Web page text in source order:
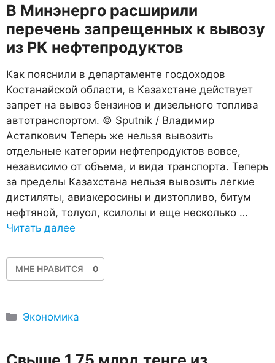
В Минэнерго расширили
перечень запрещенных к вывозу
из РК нефтепродуктов
Как пояснили в департаменте госдоходов
Костанайской области, в Казахстане действует
запрет на вывоз бензинов и дизельного топлива
автотранспортом. © Sputnik / Владимир
Астапкович Теперь же нельзя вывозить
отдельные категории нефтепродуктов вовсе,
независимо от объема, и вида транспорта. Теперь
за пределы Казахстана нельзя вывозить легкие
дистиляты, авиакеросины и дизтопливо, битум
нефтяной, толуол, ксилолы и еще несколько …
Читать далее
МНЕ НРАВИТСЯ 0
Рубрики
Экономика